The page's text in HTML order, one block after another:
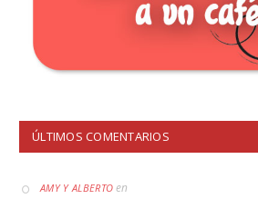
ÚLTIMOS COMENTARIOS
AMY Y ALBERTO en